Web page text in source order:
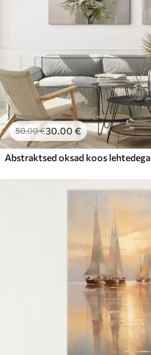
50.00€30.00 €
Abstraktsed oksad koos lehtedega